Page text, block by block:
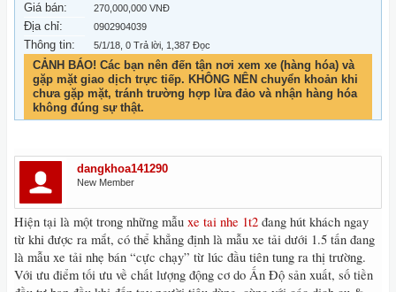
Giá bán: 270,000,000 VNĐ
Địa chỉ: 0902904039
Thông tin: 5/1/18 , 0 Trả lời, 1,387 Đọc
CẢNH BÁO! Các bạn nên đến tận nơi xem xe (hàng hóa) và
gặp mặt giao dịch trực tiếp. KHÔNG NÊN chuyển khoản khi
chưa gặp mặt, tránh trường hợp lừa đảo và nhận hàng hóa
không đúng sự thật.
dangkhoa141290
New Member
Hiện tại là một trong những mẫu xe tai nhe 1t2 đang hút khách ngay
từ khi được ra mắt, có thể khẳng định là mẫu xe tải dưới 1.5 tấn đang
là mẫu xe tải nhẹ bán “cực chạy” từ lúc đầu tiên tung ra thị trường.
Với ưu điểm tối ưu về chất lượng động cơ do Ấn Độ sản xuất, số tiền